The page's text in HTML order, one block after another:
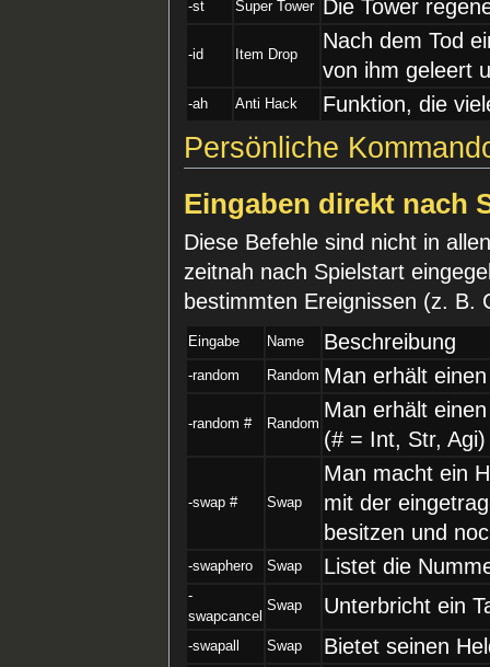
-st Super Tower Die Tower
-id Item Drop
Nach dem Tod
von ihm geleert
-ah Anti Hack Funktion, die
Persönliche
Eingaben direkt nach
Diese Befehle sind nicht in
zeitnah nach Spielstart
bestimmten Ereignissen (z. B.
Eingabe Name Beschreibung
-random Random Man erhält
-random # Random
Man erhält
(# = Int, Str, Agi)
-swap # Swap
Man macht ein
mit der
besitzen und
-swaphero Swap Listet die
-
swapcancel
Swap Unterbricht ein
-swapall Swap Bietet seinen